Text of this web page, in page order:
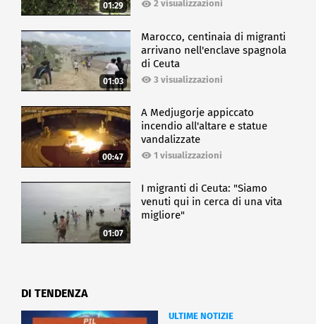
01:29 2 visualizzazioni
01:03
Marocco, centinaia di migranti
arrivano nell'enclave spagnola
di Ceuta
3 visualizzazioni
00:47
A Medjugorje appiccato
incendio all'altare e statue
vandalizzate
1 visualizzazioni
01:07
I migranti di Ceuta: "Siamo
venuti qui in cerca di una vita
migliore"
DI TENDENZA
ULTIME NOTIZIE